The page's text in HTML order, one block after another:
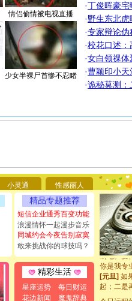
情侣偷情被电视直播
少女半裸尸首惨不忍睹
·丁俊晖豪
·野生东北
·专家辩论伪
·校花口述：
·女白领祼体
·曹颖印小天
·诡秘莫测：
小灵通 性感丽人
精品专题推荐
短信企业通秀百变功能
浪漫情怀一起漫步音乐
同城约会今夜告别寂寞
敢来挑战你的球技吗？
精彩生活
星座运势
每日财运
花边新闻
魔鬼辞典
你太多，
要平安！
[圣诞节]
能正大光
都要快乐
[圣诞节]
如意,快
[元旦]看
断电。爱
你是我专
[元旦]如
起；二是
离。水晶